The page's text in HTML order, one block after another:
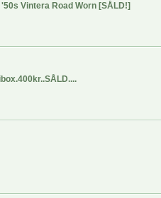
Vintera Road Worn [SÅLD!]